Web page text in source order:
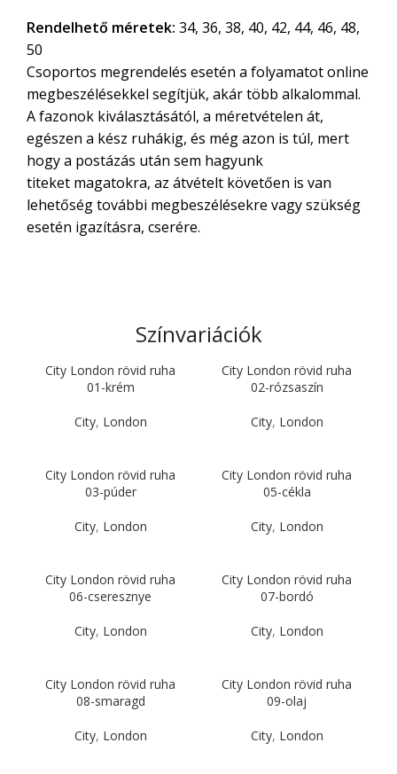
Rendelhető méretek: 34, 36, 38, 40, 42, 44, 46, 48,
50
Csoportos megrendelés esetén a folyamatot online
megbeszélésekkel segítjük, akár több alkalommal.
A fazonok kiválasztásától, a méretvételen át,
egészen a kész ruhákig, és még azon is túl, mert
hogy a postázás után sem hagyunk
titeket magatokra, az átvételt követően is van
lehetőség további megbeszélésekre vagy szükség
esetén igazításra, cserére.
Színvariációk
City London rövid ruha
01-krém
City, London
City London rövid ruha
02-rózsaszín
City, London
City London rövid ruha
03-púder
City, London
City London rövid ruha
05-cékla
City, London
City London rövid ruha
06-cseresznye
City, London
City London rövid ruha
07-bordó
City, London
City London rövid ruha
08-smaragd
City, London
City London rövid ruha
09-olaj
City, London